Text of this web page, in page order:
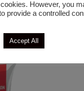
Κόλλες
However, you
provide a controlled
Accept All